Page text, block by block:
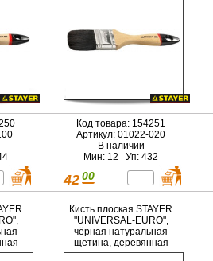
Код товара: 154251
Артикул: 01022-020
В наличии
Мин: 12 Уп: 432
42 00
Кисть плоская STAYER
"UNIVERSAL-EURO",
чёрная натуральная
щетина, деревянная
ручка, 63мм